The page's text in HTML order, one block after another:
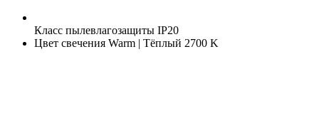
Класс пылевлагозащиты IP20
Цвет свечения Warm | Тёплый 2700 K